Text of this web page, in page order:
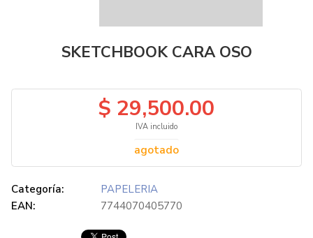
SKETCHBOOK CARA OSO
$ 29,500.00
IVA incluido
agotado
Categoría:
PAPELERIA
EAN:
7744070405770